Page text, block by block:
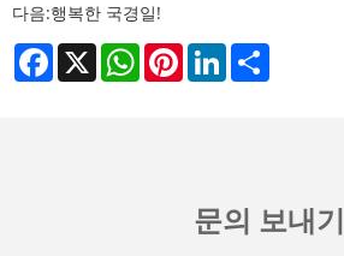
다음:행복한 국경일!
Facebook
X WhatsAppPinterestLinkedIn
문의 보내기